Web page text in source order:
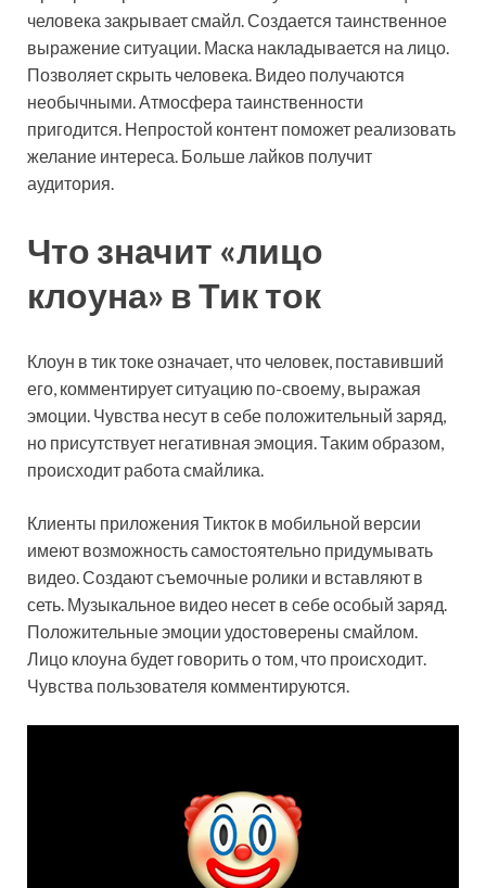
человека закрывает смайл. Создается таинственное
выражение ситуации. Маска накладывается на лицо.
Позволяет скрыть человека. Видео получаются
необычными. Атмосфера таинственности
пригодится. Непростой контент поможет реализовать
желание интереса. Больше лайков получит
аудитория.
Что значит «лицо
клоуна» в Тик ток
Клоун в тик токе означает, что человек, поставивший
его, комментирует ситуацию по-своему, выражая
эмоции. Чувства несут в себе положительный заряд,
но присутствует негативная эмоция. Таким образом,
происходит работа смайлика.
Клиенты приложения Тикток в мобильной версии
имеют возможность самостоятельно придумывать
видео. Создают съемочные ролики и вставляют в
сеть. Музыкальное видео несет в себе особый заряд.
Положительные эмоции удостоверены смайлом.
Лицо клоуна будет говорить о том, что происходит.
Чувства пользователя комментируются.